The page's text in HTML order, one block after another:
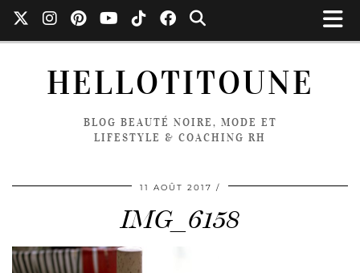
HELLOTITOUNE
BLOG BEAUTÉ NOIRE, MODE ET
LIFESTYLE & COACHING RH
11 AOÛT 2017
IMG_6158